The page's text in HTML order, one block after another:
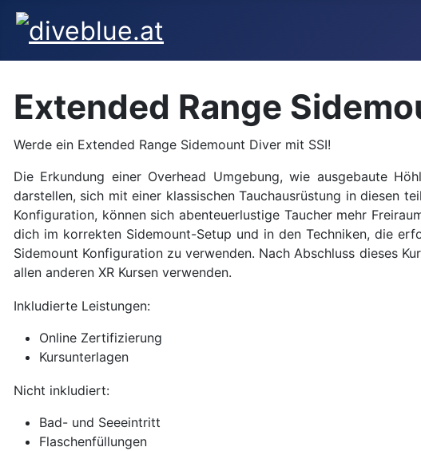
Extended Range
Werde ein Extended Range Sidemount Diver mit SSI!
Die Erkundung einer Overhead Umgebung, wie ausgebaute
darstellen, sich mit einer klassischen Tauchausrüstung in diesen
Konfiguration, können sich abenteuerlustige Taucher mehr
dich im korrekten Sidemount-Setup und in den Techniken, die
Sidemount Konfiguration zu verwenden. Nach Abschluss dieses
allen anderen XR Kursen verwenden.
Inkludierte Leistungen:
Online Zertifizierung
Kursunterlagen
Nicht inkludiert:
Bad- und Seeeintritt
Flaschenfüllungen